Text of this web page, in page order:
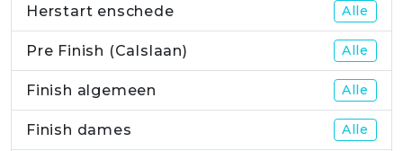
Herstart enschede Alle
Pre Finish (Calslaan) Alle
Finish algemeen Alle
Finish dames Alle